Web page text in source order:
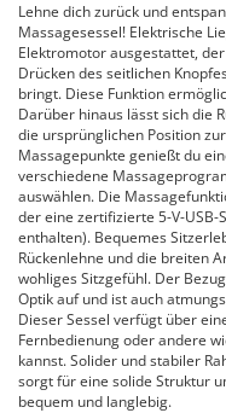
Lehne dich zurück und
Massagesessel! Elektrische
Elektromotor ausgestattet,
Drücken des seitlichen
bringt. Diese Funktion
Darüber hinaus lässt sich die
die ursprünglichen Position
Massagepunkte genießt du
verschiedene
auswählen. Die
der eine zertifizierte 5-V-
enthalten). Bequemes
Rückenlehne und die breiten
wohliges Sitzgefühl. Der
Optik auf und ist auch
Dieser Sessel verfügt über
Fernbedienung oder andere
kannst. Solider und stabiler
sorgt für eine solide Struktur
bequem und langlebig.